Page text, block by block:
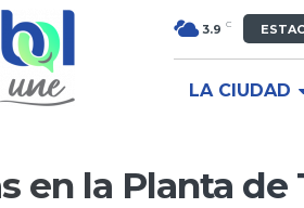
3.9 C
LA CIUDAD
en la Planta